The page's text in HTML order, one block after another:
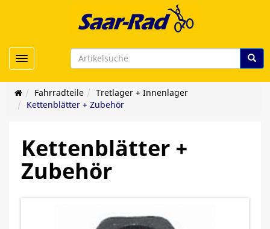
Toggle navigation
Fahrradteile
Tretlager + Innenlager
Kettenblätter + Zubehör
Kettenblätter +
Zubehör